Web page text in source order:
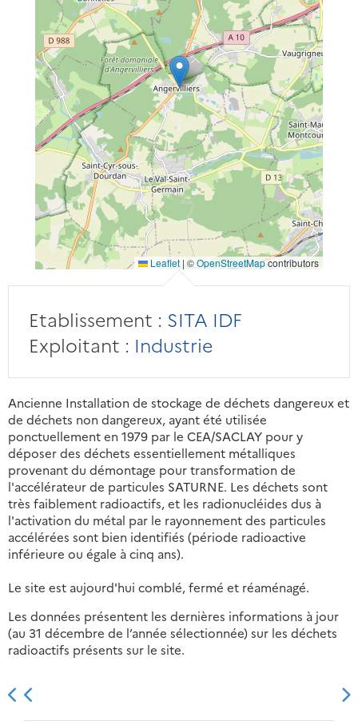
Leaflet | ©OpenStreetMapcontributors
Etablissement : SITA IDF
Exploitant : Industrie
Ancienne Installation de stockage de déchets dangereux et
de déchets non dangereux, ayant été utilisée
ponctuellement en 1979 par le CEA/SACLAY pour y
déposer des déchets essentiellement métalliques
provenant du démontage pour transformation de
l'accélérateur de particules SATURNE. Les déchets sont
très faiblement radioactifs, et les radionucléides dus à
l'activation du métal par le rayonnement des particules
accélérées sont bien identifiés (période radioactive
inférieure ou égale à cinq ans).
Le site est aujourd'hui comblé, fermé et réaménagé.
Les données présentent les dernières informations à jour
(au 31 décembre de l’année sélectionnée) sur les déchets
radioactifs présents sur le site.